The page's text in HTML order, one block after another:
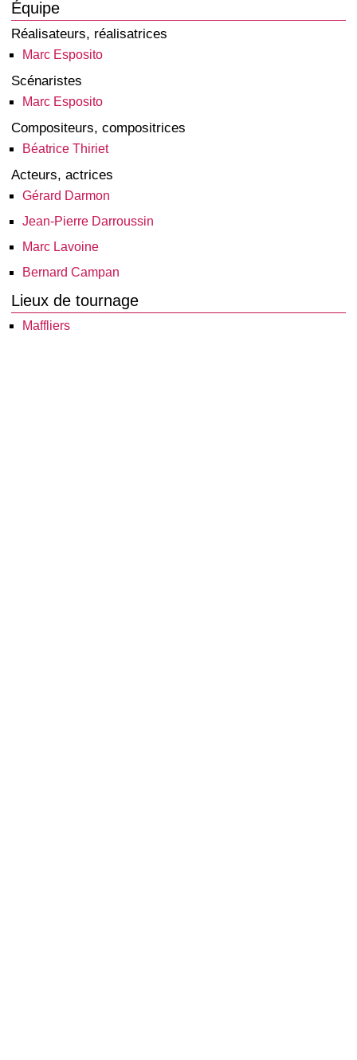
Équipe
Réalisateurs, réalisatrices
Marc Esposito
Scénaristes
Marc Esposito
Compositeurs, compositrices
Béatrice Thiriet
Acteurs, actrices
Gérard Darmon
Jean-Pierre Darroussin
Marc Lavoine
Bernard Campan
Lieux de tournage
Maffliers